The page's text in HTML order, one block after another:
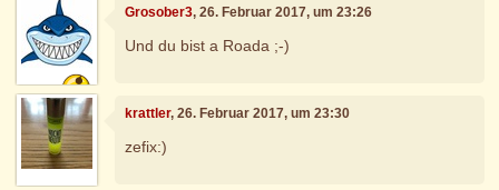
Grosober3, 26. Februar 2017, um 23:26
Und du bist a Roada ;-)
krattler, 26. Februar 2017, um 23:30
zefix:)